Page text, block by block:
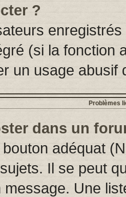
?
(si la fonction
un usage abusif
Problèmes
dans un
adéquat
Il se peut
Une